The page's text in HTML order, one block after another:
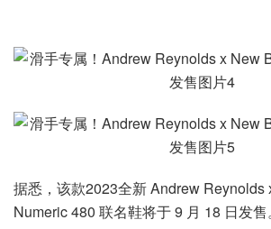
据悉，该款2023全新 Andrew Reynolds
Numeric 480 联名鞋将于 9 月 18 日发售。